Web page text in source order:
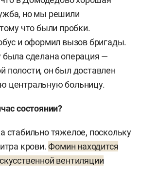
но мы решили
что были пробки.
и оформил вызов бригады.
была сделана операция —
полости, он был доставлен
центральную больницу.
состоянии?
стабильно тяжелое, поскольку
крови.Фомин находится
вентиляции